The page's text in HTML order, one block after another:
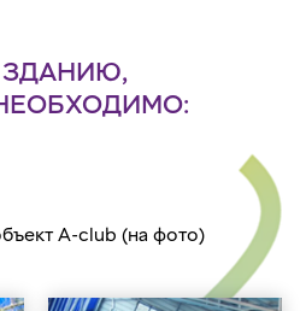
ЗДАНИЮ,
A-club (на фото)